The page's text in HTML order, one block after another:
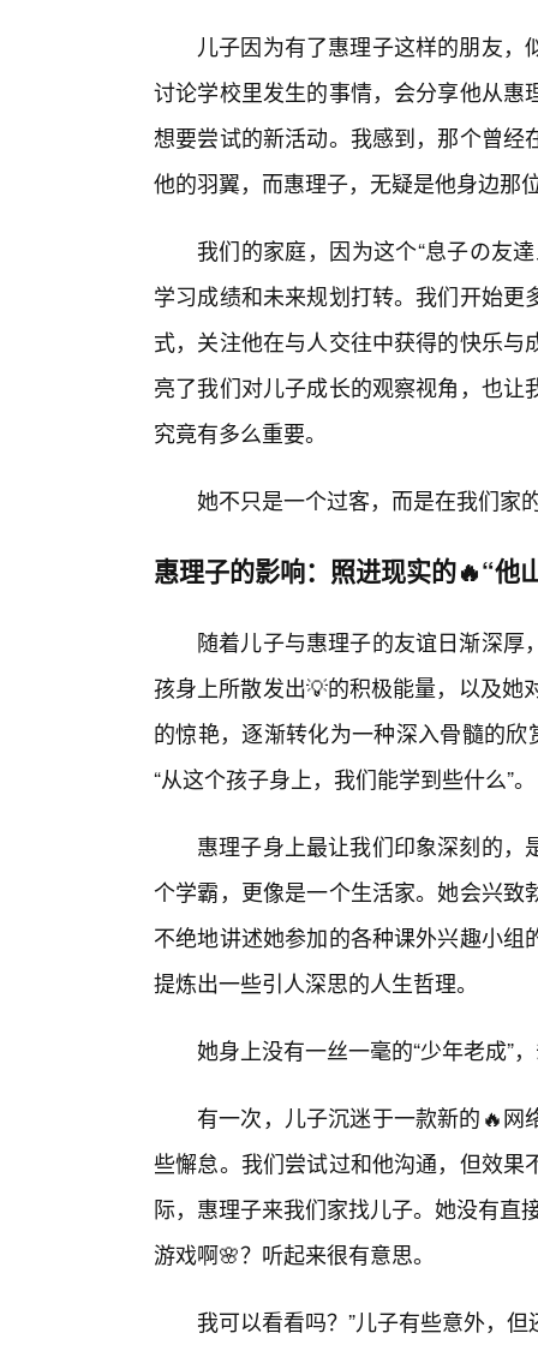
儿子因为有了惠理子这样的朋友
讨论学校里发生的事情，会分享他从
想要尝试的新活动。我感到，那个曾
他的羽翼，而惠理子，无疑是他身边那
我们的家庭，因为这个“息子の友
学习成绩和未来规划打转。我们开始
式，关注他在与人交往中获得的快乐
亮了我们对儿子成长的观察视角，也
究竟有多么重要。
她不只是一个过客，而是在我们家
惠理子的影响：照进现实的🔥“他
随着儿子与惠理子的友谊日渐深
孩身上所散发出💡的积极能量，以及
的惊艳，逐渐转化为一种深入骨髓的
“从这个孩子身上，我们能学到些什么”。
惠理子身上最让我们印象深刻的
个学霸，更像是一个生活家。她会兴
不绝地讲述她参加的各种课外兴趣小
提炼出一些引人深思的人生哲理。
她身上没有一丝一毫的“少年老成”
有一次，儿子沉迷于一款新的🔥
些懈怠。我们尝试过和他沟通，但效
际，惠理子来我们家找儿子。她没有直
游戏啊🌸？听起来很有意思。
我可以看看吗？”儿子有些意外，